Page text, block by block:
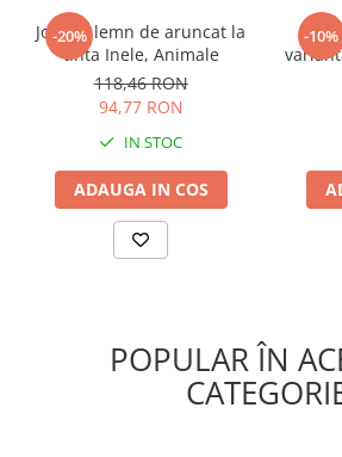
-20%
Joc din lemn de aruncat la
tinta Inele, Animale
118,46 RON
94,77 RON
IN STOC
ADAUGA IN COS
-10%
Joc
POPULAR ÎN